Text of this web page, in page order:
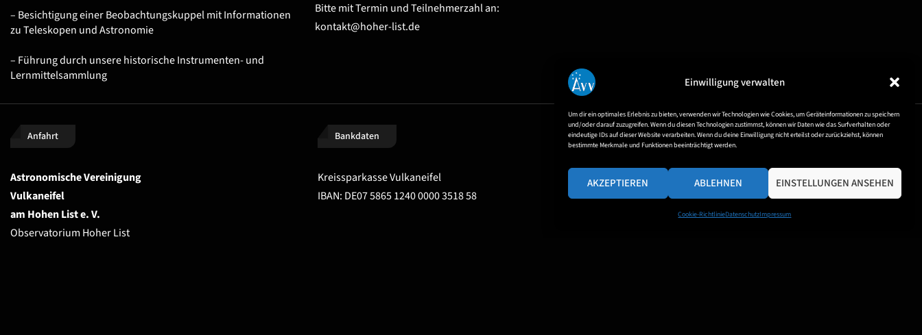
Einwilligung verwalten
Um dir ein optimales Erlebnis zu bieten, verwenden wir Technologien wie Cookies, um Geräteinformationen zu speichern
und/oder darauf zuzugreifen. Wenn du diesen Technologien zustimmst, können wir Daten wie das Surfverhalten oder
eindeutige IDs auf dieser Website verarbeiten. Wenn du deine Einwilligung nicht erteilst oder zurückziehst, können
bestimmte Merkmale und Funktionen beeinträchtigt werden.
AKZEPTIEREN ABLEHNEN EINSTELLUNGEN ANSEHEN
Cookie-RichtlinieDatenschutzImpressum
– Besichtigung einer Beobachtungskuppel mit Informationen
zu Teleskopen und Astronomie
– Führung durch unsere historische Instrumenten- und
Lernmittelsammlung
Bitte mit Termin und Teilnehmerzahl an:
kontakt@hoher-list.de
Anfahrt
Astronomische Vereinigung
Vulkaneifel
am Hohen List e. V.
Observatorium Hoher List
Bankdaten
Kreissparkasse Vulkaneifel
IBAN: DE07 5865 1240 0000 3518 58